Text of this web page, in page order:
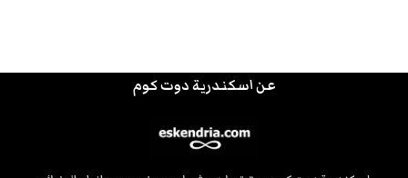
عن اسكندرية دوت كوم